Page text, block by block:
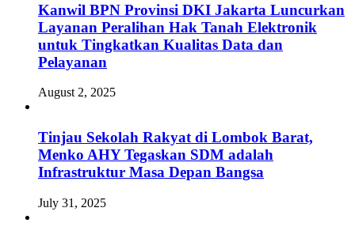
Kanwil BPN Provinsi DKI Jakarta Luncurkan
Layanan Peralihan Hak Tanah Elektronik
untuk Tingkatkan Kualitas Data dan
Pelayanan
August 2, 2025
Tinjau Sekolah Rakyat di Lombok Barat,
Menko AHY Tegaskan SDM adalah
Infrastruktur Masa Depan Bangsa
July 31, 2025